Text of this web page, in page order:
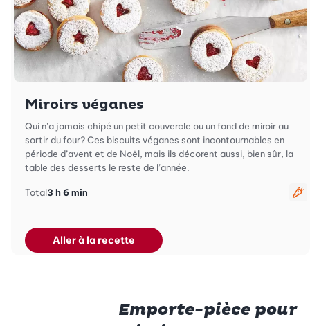
Miroirs véganes
Qui n’a jamais chipé un petit couvercle ou un fond de miroir au
sortir du four? Ces biscuits véganes sont incontournables en
période d’avent et de Noël, mais ils décorent aussi, bien sûr, la
table des desserts le reste de l’année.
Total3 h 6 min
Aller à la recette
Emporte-pièce pour